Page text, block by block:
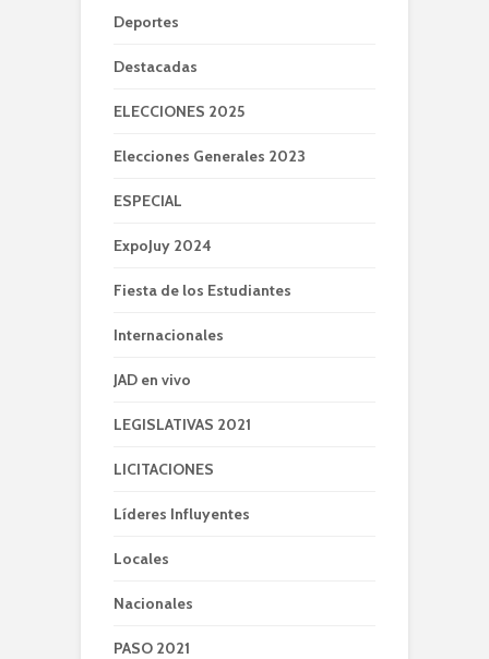
Deportes
Destacadas
ELECCIONES 2025
Elecciones Generales 2023
ESPECIAL
ExpoJuy 2024
Fiesta de los Estudiantes
Internacionales
JAD en vivo
LEGISLATIVAS 2021
LICITACIONES
Líderes Influyentes
Locales
Nacionales
PASO 2021